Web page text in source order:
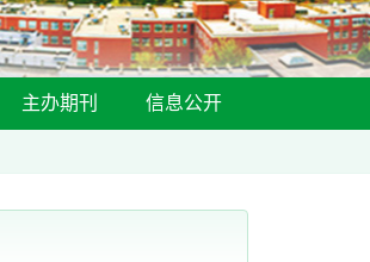
主办期刊 信息公开